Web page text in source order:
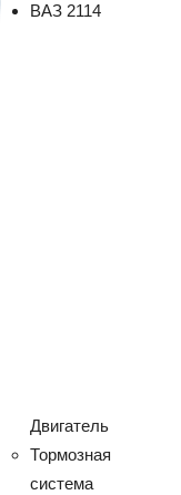
ВАЗ 2114
Двигатель
Тормозная
система